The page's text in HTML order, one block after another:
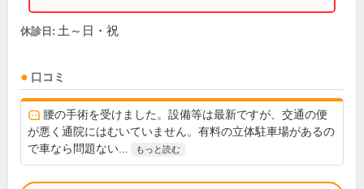
休診日: 土～日・祝
口コミ
腰の手術を受けました。設備等は最新ですが、交通の便
が悪く通院にはむいていません。有料の立体駐車場があるの
で車なら問題ない...
もっと読む